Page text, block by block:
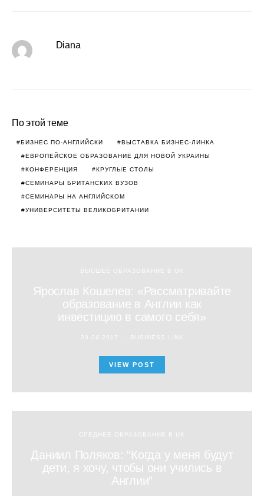
Diana
По этой теме
БИЗНЕС ПО-АНГЛИЙСКИ ВЫСТАВКА БИЗНЕС-ЛИНКА
ЕВРОПЕЙСКОЕ ОБРАЗОВАНИЕ ДЛЯ НОВОЙ УКРАИНЫ
КОНФЕРЕНЦИЯ КРУГЛЫЕ СТОЛЫ
СЕМИНАРЫ БРИТАНСКИХ ВУЗОВ
СЕМИНАРЫ НА АНГЛИЙСКОМ
УНИВЕРСИТЕТЫ ВЕЛИКОБРИТАНИИ
ВЫСШЕЕ ОБРАЗОВАНИЕ В UK
Ярослав Кошелев: «Рассматривайте
образование в Англии как
инвестицию в самого себя»
20.04.2017 BUSINESS LINK
VIEW POST
СРЕДНЕЕ ОБРАЗОВАНИЕ В UK
Даниил Поляков: “Когда у меня будут
дети, я хочу, чтобы они учились в
Англии”